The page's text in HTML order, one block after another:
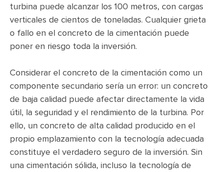
turbina puede alcanzar los 100 metros, con cargas
verticales de cientos de toneladas. Cualquier grieta
o fallo en el concreto de la cimentación puede
poner en riesgo toda la inversión.
Considerar el concreto de la cimentación como un
componente secundario sería un error: un concreto
de baja calidad puede afectar directamente la vida
útil, la seguridad y el rendimiento de la turbina. Por
ello, un concreto de alta calidad producido en el
propio emplazamiento con la tecnología adecuada
constituye el verdadero seguro de la inversión. Sin
una cimentación sólida, incluso la tecnología de